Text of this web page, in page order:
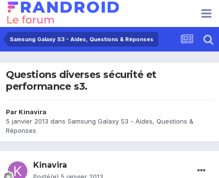
Samsung Galaxy S3 - Aides, Questions & Réponses
Questions diverses sécurité et
performance s3.
Par Kinavira
5 janvier 2013 dans Samsung Galaxy S3 - Aides, Questions &
Réponses
Kinavira